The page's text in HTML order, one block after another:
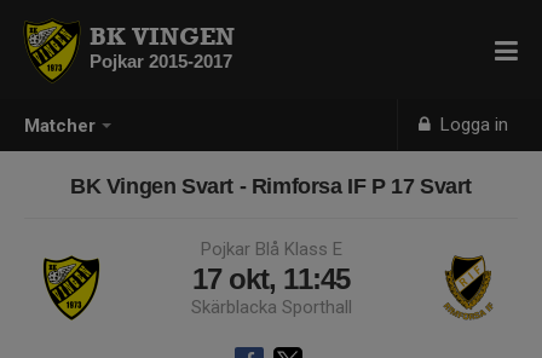
Matcher Logga in
BK VINGEN
Pojkar 2015-2017
BK Vingen Svart - Rimforsa IF P 17 Svart
Pojkar Blå Klass E
17 okt, 11:45
Skärblacka Sporthall